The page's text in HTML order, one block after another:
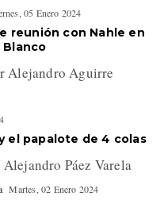
05 Enero 2024
reunión con Nahle en
Blanco
Alejandro Aguirre
el papalote de 4 colas
Páez Varela
Martes, 02 Enero 2024